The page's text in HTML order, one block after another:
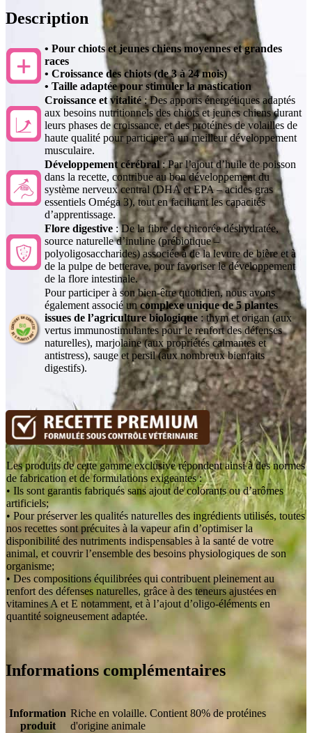
Description
• Pour chiots et jeunes chiens moyennes et grandes
races
• Croissance des chiots (de 3 à 24 mois)
• Taille adaptée pour stimuler la mastication
Croissance et vitalité: Des apports énergétiques adaptés
aux besoins nutritionnels des chiots et jeunes chiens durant
leurs phases de croissance, et des protéines de volailles de
haute qualité pour participer à un meilleur développement
musculaire.
Développement cérébral: Par l’ajout d’huile de poisson
dans la recette, contribue au bon développement du
système nerveux central (DHA et EPA – acides gras
essentiels Oméga 3), tout en facilitant les capacités
d’apprentissage.
Flore digestive : De la fibre de chicorée déshydratée,
source naturelle d’inuline (prébiotique –
polyoligosaccharides) associée à de la levure de bière et à
de la pulpe de betterave, pour favoriser le développement
de la flore intestinale.
Pour participer à son bien-être quotidien, nous avons
également associé uncomplexe unique de 5 plantes
issues de l’agriculture biologique : thym et origan (aux
vertus immunostimulantes pour le renfort des défenses
naturelles), marjolaine (aux propriétés calmantes et
antistress), sauge et persil (aux nombreux bienfaits
digestifs).
Les produits de cette gamme exclusive répondent ainsi à des normes
de fabrication et de formulations exigeantes :
• Ils sont garantis fabriqués sans ajout de colorants ou d’arômes
artificiels;
• Pour préserver les qualités naturelles des ingrédients utilisés, toutes
nos recettes sont précuites à la vapeur afin d’optimiser la
disponibilité des nutriments indispensables à la santé de votre
animal, et couvrir l’ensemble des besoins physiologiques de son
organisme;
• Des compositions équilibrées qui contribuent pleinement au
renfort des défenses naturelles, grâce à des teneurs ajustées en
vitamines A et E notamment, et à l’ajout d’oligo-éléments en
quantité soigneusement adaptée.
Informations complémentaires
Information
produit
Riche en volaille. Contient 80% de protéines
d'origine animale